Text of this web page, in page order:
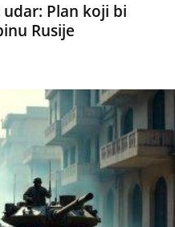
Plan koji bi
Rusije